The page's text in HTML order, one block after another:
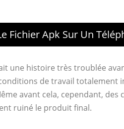
Fichier Apk Sur Un
une histoire très troublée
de travail totalement
avant cela, cependant,
ruiné le produit final.